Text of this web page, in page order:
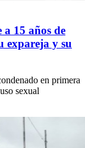
15 años de
expareja y su
en primera
sexual